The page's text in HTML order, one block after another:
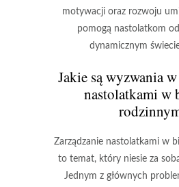
motywacji oraz rozwoju
pomogą nastolatkom
dynamicznym
Jakie są wyzwania
nastolatkami w
Zarządzanie nastolatkami w
to temat, który niesie za
Jednym z głównych